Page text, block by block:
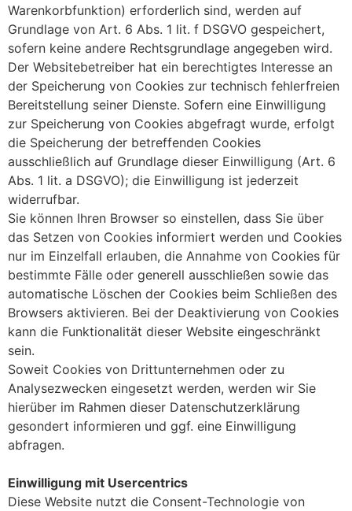
Warenkorbfunktion) erforderlich sind, werden auf
Grundlage von Art. 6 Abs. 1 lit. f DSGVO gespeichert,
sofern keine andere Rechtsgrundlage angegeben wird.
Der Websitebetreiber hat ein berechtigtes Interesse an
der Speicherung von Cookies zur technisch fehlerfreien
Bereitstellung seiner Dienste. Sofern eine Einwilligung
zur Speicherung von Cookies abgefragt wurde, erfolgt
die Speicherung der betreffenden Cookies
ausschließlich auf Grundlage dieser Einwilligung (Art. 6
Abs. 1 lit. a DSGVO); die Einwilligung ist jederzeit
widerrufbar.
Sie können Ihren Browser so einstellen, dass Sie über
das Setzen von Cookies informiert werden und Cookies
nur im Einzelfall erlauben, die Annahme von Cookies für
bestimmte Fälle oder generell ausschließen sowie das
automatische Löschen der Cookies beim Schließen des
Browsers aktivieren. Bei der Deaktivierung von Cookies
kann die Funktionalität dieser Website eingeschränkt
sein.
Soweit Cookies von Drittunternehmen oder zu
Analysezwecken eingesetzt werden, werden wir Sie
hierüber im Rahmen dieser Datenschutzerklärung
gesondert informieren und ggf. eine Einwilligung
abfragen.
Einwilligung mit Usercentrics
Diese Website nutzt die Consent-Technologie von